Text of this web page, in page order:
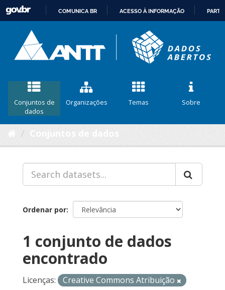
CONTEÚDO
COMUNICA BR ACESSO À INFORMAÇÃO
Conjuntos de
dados
Organizações Temas Sobre
Ordenar por
1 conjunto de dados
encontrado
Licenças:
Creative Commons Atribuição